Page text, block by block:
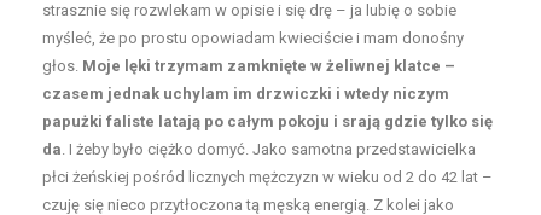
strasznie się rozwlekam w opisie i się drę – ja lubię o sobie
myśleć, że po prostu opowiadam kwieciście i mam donośny
głos. Moje lęki trzymam zamknięte w żeliwnej klatce –
czasem jednak uchylam im drzwiczki i wtedy niczym
papużki faliste latają po całym pokoju i srają gdzie tylko się
da. I żeby było ciężko domyć. Jako samotna przedstawicielka
płci żeńskiej pośród licznych mężczyzn w wieku od 2 do 42 lat –
czuję się nieco przytłoczona tą męską energią. Z kolei jako